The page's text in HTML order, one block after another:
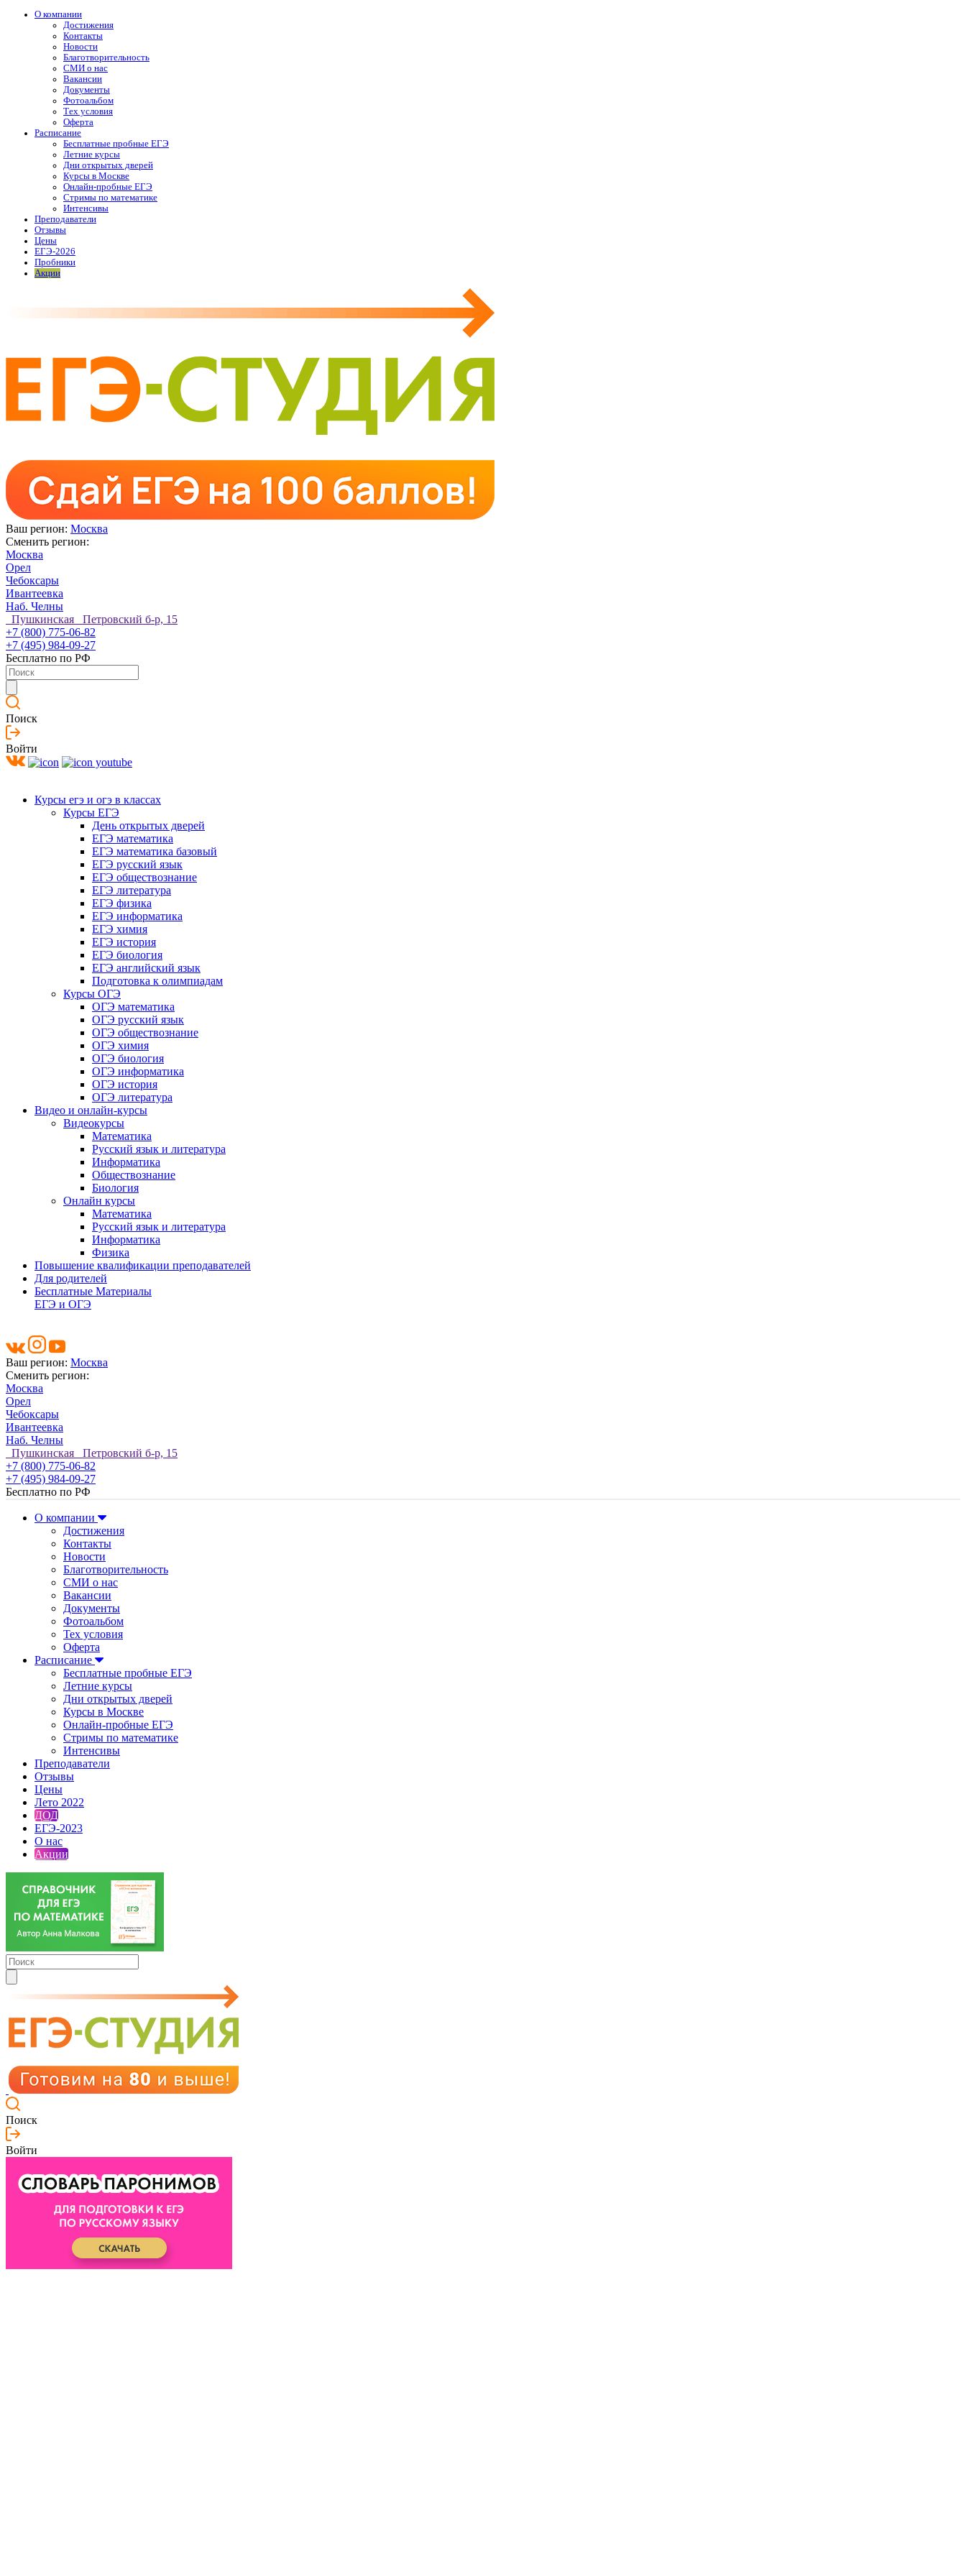
О компании
Достижения
Контакты
Новости
Благотворительность
СМИ о нас
Вакансии
Документы
Фотоальбом
Тех условия
Оферта
Расписание
Бесплатные пробные ЕГЭ
Летние курсы
Дни открытых дверей
Курсы в Москве
Онлайн-пробные ЕГЭ
Стримы по математике
Интенсивы
Преподаватели
Отзывы
Цены
ЕГЭ-2026
Пробники
Акции
Ваш регион: Москва
Сменить регион:
Москва
Орел
Чебоксары
Ивантеевка
Наб. Челны
Пушкинская Петровский б-р, 15
+7 (800) 775-06-82
+7 (495) 984-09-27
Бесплатно по РФ
Поиск
Войти
Курсы егэ и огэ в классах
Курсы ЕГЭ
День открытых дверей
ЕГЭ математика
ЕГЭ математика базовый
ЕГЭ русский язык
ЕГЭ обществознание
ЕГЭ литература
ЕГЭ физика
ЕГЭ информатика
ЕГЭ химия
ЕГЭ история
ЕГЭ биология
ЕГЭ английский язык
Подготовка к олимпиадам
Курсы ОГЭ
ОГЭ математика
ОГЭ русский язык
ОГЭ обществознание
ОГЭ химия
ОГЭ биология
ОГЭ информатика
ОГЭ история
ОГЭ литература
Видео и онлайн-курсы
Видеокурсы
Математика
Русский язык и литература
Информатика
Обществознание
Биология
Онлайн курсы
Математика
Русский язык и литература
Информатика
Физика
Повышение квалификации преподавателей
Для родителей
Бесплатные Материалы
ЕГЭ и ОГЭ
Ваш регион: Москва
Сменить регион:
Москва
Орел
Чебоксары
Ивантеевка
Наб. Челны
Пушкинская Петровский б-р, 15
+7 (800) 775-06-82
+7 (495) 984-09-27
Бесплатно по РФ
О компании
Достижения
Контакты
Новости
Благотворительность
СМИ о нас
Вакансии
Документы
Фотоальбом
Тех условия
Оферта
Расписание
Бесплатные пробные ЕГЭ
Летние курсы
Дни открытых дверей
Курсы в Москве
Онлайн-пробные ЕГЭ
Стримы по математике
Интенсивы
Преподаватели
Отзывы
Цены
Лето 2022
ДОД
ЕГЭ-2023
О нас
Акции
Поиск
Войти